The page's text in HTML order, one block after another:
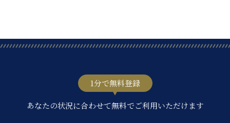
1分で無料登録
あなたの状況に合わせて無料でご利用いただけます